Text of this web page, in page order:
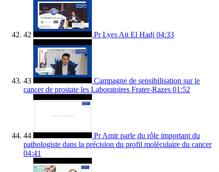
42 Pr Lyes Ait El Hadj 04:33
43
Campagne de sensibilisation sur le
cancer de prostate les Laboratoires Frater-Razes 01:52
44
Pr Amir parle du rôle important du
pathologiste dans la précision du profil moléculaire du cancer
04:41